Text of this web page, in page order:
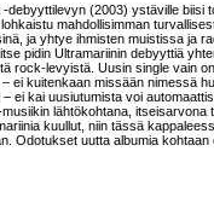
-debyyttilevyn (2003) ystäville biisi
mahdollisimman
ja yhtye ihmisten muistissa ja
pidin Ultramariinin debyyttiä
rock-levyistä. Uusin single vain
ei kuitenkaan missään nimessä
ei kai uusiutumista voi
lähtökohtana, itseisarvona
kuullut, niin tässä
Odotukset uutta albumia kohtaan